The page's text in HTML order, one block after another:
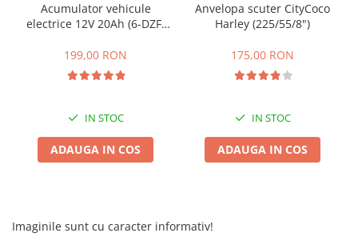
Chopper
➔ Z-Tech
➔ Kuba
Baterii
Acumulator vehicule
electrice 12V 20Ah (6-DZF-
199,00 RON
IN STOC
ADAUGA IN COS
Anvelopa scuter CityCoco
Harley (225/55/8")
175,00 RON
IN STOC
ADAUGA IN COS
Imaginile sunt cu caracter informativ!